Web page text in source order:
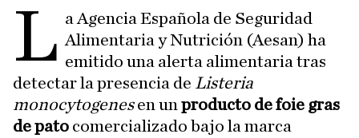
L a Agencia Española de Seguridad
Alimentaria y Nutrición (Aesan) ha
emitido una alerta alimentaria tras
detectar la presencia de Listeria
monocytogenesen un producto de foie gras
de pato comercializado bajo la marca